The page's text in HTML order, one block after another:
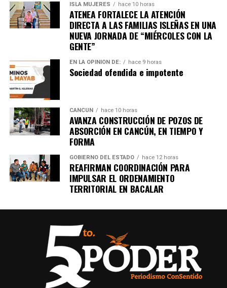
Recibe las noticias al instante
Únete al canal oficial de WhatsApp de
importantes de Quintana Roo directamente
Unirme al canal de WhatsApp
ISLA MUJERES hace 10 horas
ATENEA FORTALECE LA ATENCIÓN
DIRECTA A LAS FAMILIAS ISLEÑAS EN UNA
NUEVA JORNADA DE “MIÉRCOLES CON LA
GENTE”
EN LA OPINIÓN DE: hace 9 horas
Sociedad ofendida e impotente
CANCÚN hace 10 horas
AVANZA CONSTRUCCIÓN DE POZOS DE
ABSORCIÓN EN CANCÚN, EN TIEMPO Y
FORMA
GOBIERNO DEL ESTADO hace 12 horas
REAFIRMAN COORDINACIÓN PARA
IMPULSAR EL ORDENAMIENTO
TERRITORIAL EN BACALAR